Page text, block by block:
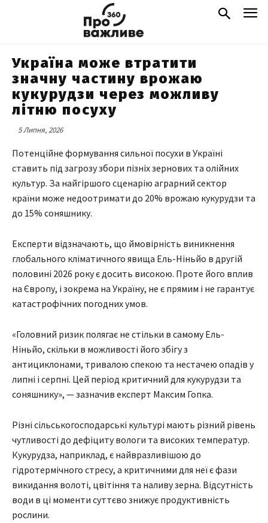
Україна може втратити
значну частину врожаю
кукурудзи через можливу
літню посуху
5 Липня, 2026
Потенційне формування сильної посухи в Україні
ставить під загрозу збори пізніх зернових та олійних
культур. За найгіршого сценарію аграрний сектор
країни може недоотримати до 20% врожаю кукурудзи та
до 15% соняшнику.
Експерти відзначають, що ймовірність виникнення
глобального кліматичного явища Ель-Ніньйо в другій
половині 2026 року є досить високою. Проте його вплив
на Європу, і зокрема на Україну, не є прямим і не гарантує
катастрофічних погодних умов.
«Головний ризик полягає не стільки в самому Ель-
Ніньйо, скільки в можливості його збігу з
антициклонами, тривалою спекою та нестачею опадів у
липні і серпні. Цей період критичний для кукурудзи та
соняшнику», — зазначив експерт Максим Гопка.
Різні сільськогосподарські культурі мають різний рівень
чутливості до дефіциту вологи та високих температур.
Кукурудза, наприклад, є найвразливішою до
гідротермічного стресу, а критичними для неї є фази
викидання волоті, цвітіння та наливу зерна. Відсутність
води в ці моменти суттєво знижує продуктивність
рослини.